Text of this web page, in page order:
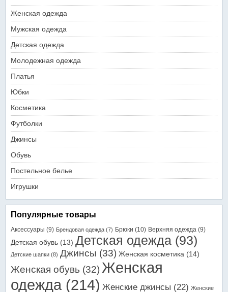
Женская одежда
Мужская одежда
Детская одежда
Молодежная одежда
Платья
Юбки
Косметика
Футболки
Джинсы
Обувь
Постельное белье
Игрушки
Популярные товары
Аксессуары (9) Брендовая одежда (7) Брюки (10) Верхняя одежда (9)
Детская обувь (13) Детская одежда (93)
Детские шапки (8) Джинсы (33) Женская косметика (14)
Женская обувь (32) Женская
одежда (214) Женские джинсы (22) Женские